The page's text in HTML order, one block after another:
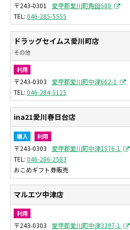
〒243-0301
愛甲郡愛川町角田580
046-285-5555
ドラッグセイムス愛川町店
その他
利用
〒243-0303
愛甲郡愛川町中津662-1
046-284-5115
ina21愛川春日台店
購入 利用
〒243-0303
愛甲郡愛川町中津1576-1
046-286-2583
おこめギフト券販売
マルエツ中津店
利用
〒243-0303
愛甲郡愛川町中津3397-1